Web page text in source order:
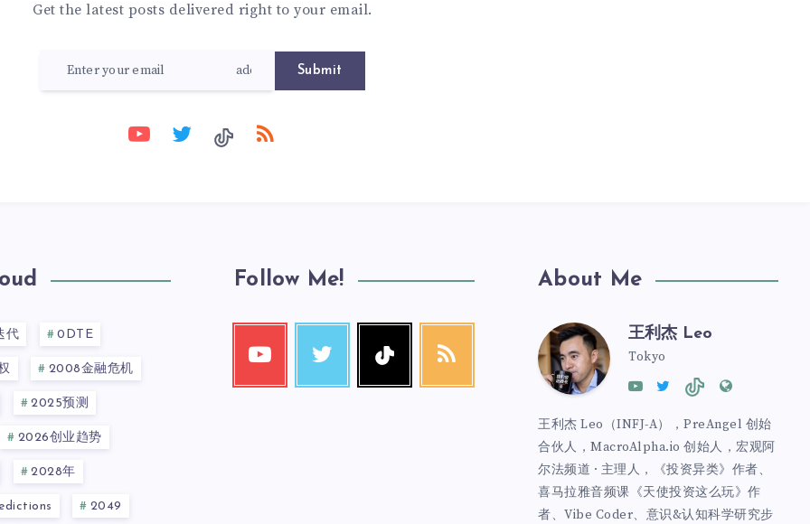
Get the latest posts delivered right to your email.
Submit
代 0DTE
2008金融危机
2025预测
2026创业趋势
2028年
2049
Follow Me! About Me
王利杰 Leo
Tokyo
王利杰 Leo（INFJ-A），PreAngel 创始
合伙人，MacroAlpha.io 创始人，宏观阿
尔法频道 · 主理人，《投资异类》作者、
喜马拉雅音频课《天使投资这么玩》作
者、Vibe Coder、意识&认知科学研究步